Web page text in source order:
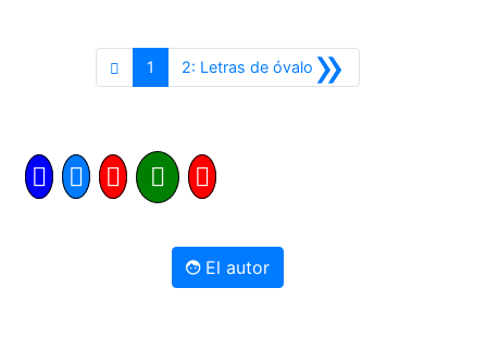
1 »
2: Letras de óvaloSiguiente
El autor